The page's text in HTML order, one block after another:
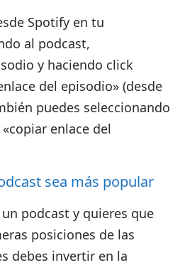
Spotify en tu
al podcast,
y haciendo click
del episodio» (desde
puedes seleccionando
enlace del
sea más popular
podcast y quieres que
posiciones de las
debes invertir en la